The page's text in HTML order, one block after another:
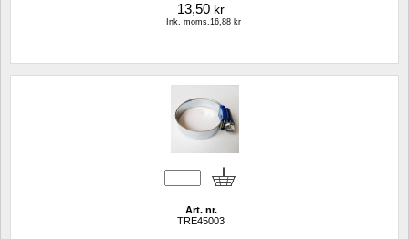
13,50 kr
Ink. moms.16,88 kr
Art. nr.
TRE45003